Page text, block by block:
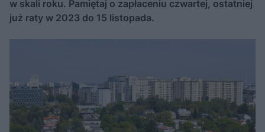
w skali roku. Pamiętaj o zapłaceniu czwartej, ostatniej
już raty w 2023 do 15 listopada.